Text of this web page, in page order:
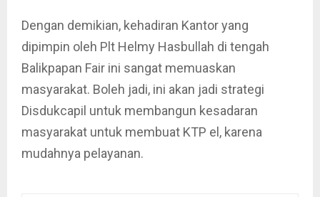
Dengan demikian, kehadiran Kantor yang
dipimpin oleh Plt Helmy Hasbullah di tengah
Balikpapan Fair ini sangat memuaskan
masyarakat. Boleh jadi, ini akan jadi strategi
Disdukcapil untuk membangun kesadaran
masyarakat untuk membuat KTP el, karena
mudahnya pelayanan.